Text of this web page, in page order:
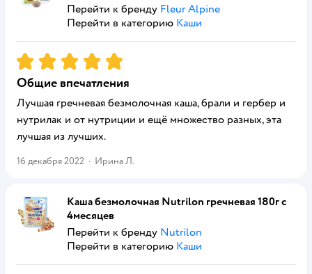
Перейти к бренду Fleur Alpine
Перейти в категорию Каши
Рейтинг:5
Общие впечатления
Лучшая гречневая безмолочная каша, брали и гербер и
нутрилак и от нутриции и ещё множество разных, эта
лучшая из лучших.
16 декабря 2022 · Ирина Л.
Каша безмолочная Nutrilon гречневая 180г с
4месяцев
Перейти к бренду Nutrilon
Перейти в категорию Каши